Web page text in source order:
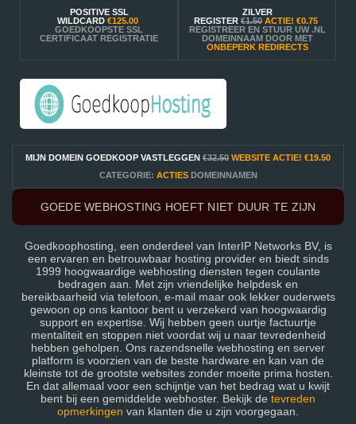
POSITIVE SSL
WILDCARD €125.00
GOEDKOOPSTE SSL
CERTIFICAAT REGISTRATIE
ZILVER
REGISTER €1.50 ACTIE! €0.75
REGISTREER EN STUUR UW .NL
DOMEINNAAM DOOR MET
ONBEPERK REDIRECTS
MIJN DOMEIN GOEDKOOP VASTLEGGEN €32.50 WEBSITE ACTIE! €19.50
CATEGORIE: ACTIESDOMEINNAMEN
GOEDE WEBHOSTING HOEFT NIET DUUR TE ZIJN
Goedkoophosting, een onderdeel van InterIP Networks BV, is
een ervaren en betrouwbaar hosting provider en biedt sinds
1999 hoogwaardige webhosting diensten tegen coulante
bedragen aan. Met zijn vriendelijke helpdesk en
bereikbaarheid via telefoon, e-mail maar ook lekker ouderwets
gewoon op ons kantoor bent u verzekerd van hoogwaardig
support en expertise. Wij hebben geen uurtje factuurtje
mentaliteit en stoppen niet voordat wij u naar tevredenheid
hebben geholpen. Ons razendsnelle webhosting en server
platform is voorzien van de beste hardware en kan van de
kleinste tot de grootste websites zonder moeite prima hosten.
En dat allemaal voor een schijntje van het bedrag wat u kwijt
bent bij een gemiddelde webhoster. Bekijk de tevreden
opmerkingen van klanten die u zijn voorgegaan.